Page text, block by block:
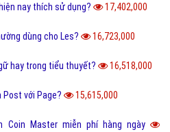
nay thích sử dụng? 17,402,000
dùng cho Les? 16,723,000
hay trong tiểu thuyết? 16,518,000
Post với Page? 15,615,000
Coin Master miễn phí hàng ngày